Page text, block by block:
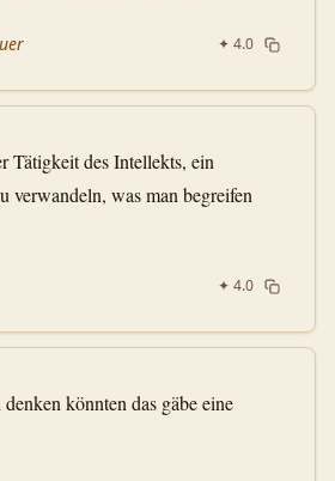
✦ 4.0
Tätigkeit des Intellekts, ein
verwandeln, was man begreifen
✦ 4.0
könnten das gäbe eine